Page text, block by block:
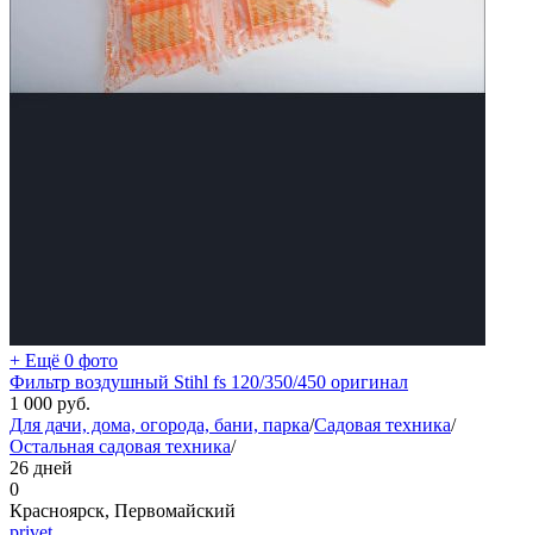
+ Ещё 0 фото
Фильтр воздушный Stihl fs 120/350/450 оригинал
1 000 руб.
Для дачи, дома, огорода, бани, парка/Садовая техника/
Остальная садовая техника/
26 дней
0
Красноярск, Первомайский